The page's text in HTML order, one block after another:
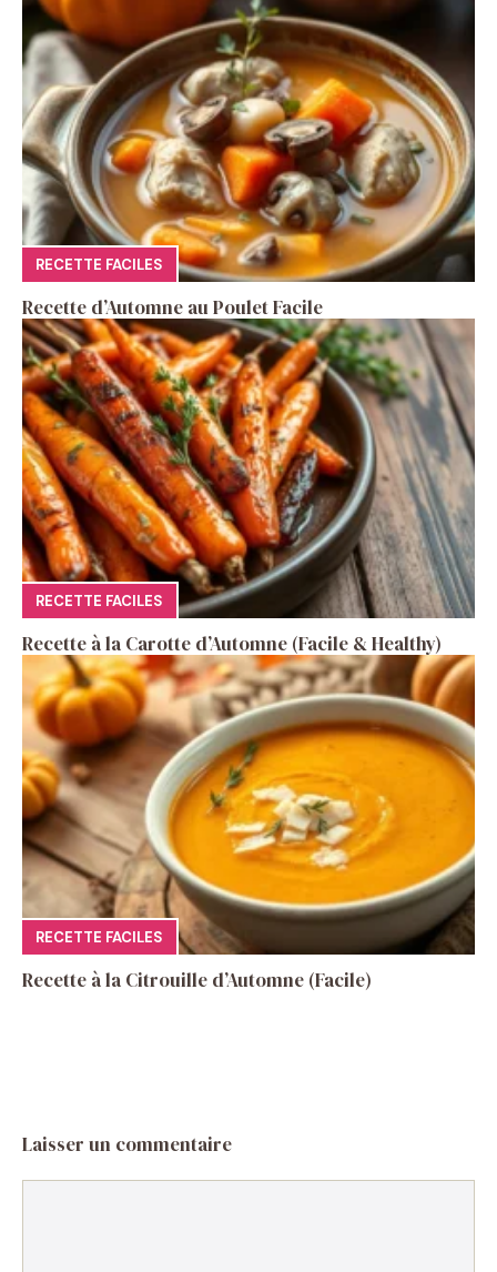
RECETTE FACILES
Recette d’Automne au Poulet Facile
RECETTE FACILES
Recette à la Carotte d’Automne (Facile & Healthy)
RECETTE FACILES
Recette à la Citrouille d’Automne (Facile)
Laisser un commentaire